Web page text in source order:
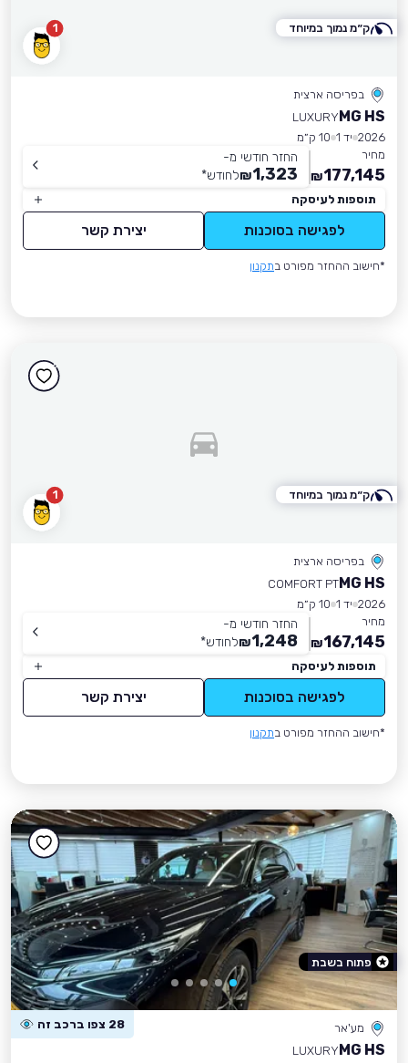
1
בפריסה ארצית
MG HS
LUXURY
2026 יד 1
10 ק״מ
מחיר
177,145
₪
החזר חודשי מ-
1,323
₪לחודש*
תוספות לעיסקה
לפגישה בסוכנות יצירת קשר
*חישוב ההחזר מפורט בתקנון
ק״מ נמוך במיוחד
1
בפריסה ארצית
MG HS
COMFORT PT
2026 יד 1
10 ק״מ
מחיר
167,145
₪
החזר חודשי מ-
1,248
₪לחודש*
תוספות לעיסקה
לפגישה בסוכנות יצירת קשר
*חישוב ההחזר מפורט בתקנון
ק״מ נמוך במיוחד
מע'אר 28 צפו ברכב זה
MG HS
LUXURY
פתוח בשבת